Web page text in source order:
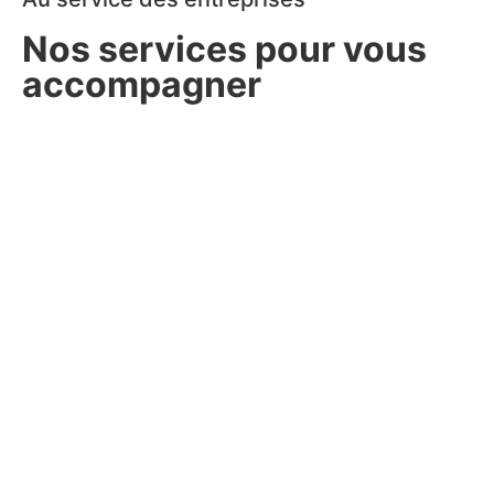
Nos services pour vous
accompagner